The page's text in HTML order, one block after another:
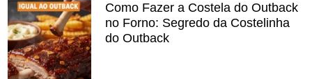
Como Fazer a Costela do Outback
no Forno: Segredo da Costelinha
do Outback